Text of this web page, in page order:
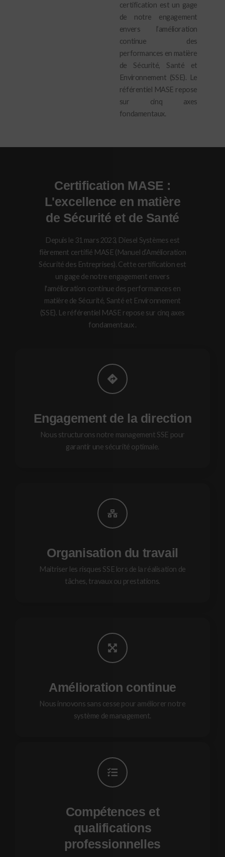
certification est un gage
de notre engagement
envers l’amélioration
continue des
performances en matière
de Sécurité, Santé et
Environnement (SSE). Le
référentiel MASE repose
sur cinq axes
fondamentaux.
Certification MASE :
L'excellence en matière
de Sécurité et de Santé
Depuis le 31 mars 2023, Diesel Systèmes est
fièrement certifié MASE (Manuel d’Amélioration
Sécurité des Entreprises). Cette certification est
un gage de notre engagement envers
l'amélioration continue des performances en
matière de Sécurité, Santé et Environnement
(SSE). Le référentiel MASE repose sur cinq axes
fondamentaux .
Engagement de la direction
Nous structurons notre management SSE pour
garantir une sécurité optimale.
Organisation du travail
Maitriser les risques SSE lors de la réalisation de
tâches, travaux ou prestations.
Amélioration continue
Nous innovons sans cesse pour améliorer notre
système de management.
Compétences et
qualifications
professionnelles